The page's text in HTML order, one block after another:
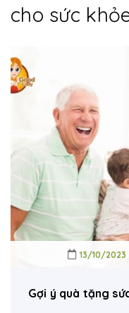
cho sức
13/10/2023
Gợi ý quà tặng